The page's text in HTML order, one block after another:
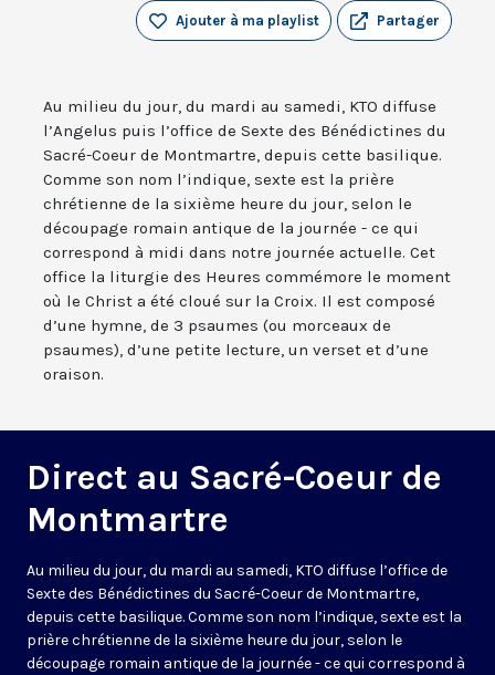
Partager
Ajouter à ma playlist
Au milieu du jour, du mardi au samedi, KTO diffuse
l’Angelus puis l’office de Sexte des Bénédictines du
Sacré-Coeur de Montmartre, depuis cette basilique.
Comme son nom l’indique, sexte est la prière
chrétienne de la sixième heure du jour, selon le
découpage romain antique de la journée - ce qui
correspond à midi dans notre journée actuelle. Cet
office la liturgie des Heures commémore le moment
où le Christ a été cloué sur la Croix. Il est composé
d’une hymne, de 3 psaumes (ou morceaux de
psaumes), d’une petite lecture, un verset et d’une
oraison.
Direct au Sacré-Coeur de
Montmartre
Au milieu du jour, du mardi au samedi, KTO diffuse l’office de
Sexte des Bénédictines du Sacré-Coeur de Montmartre,
depuis cette basilique. Comme son nom l’indique, sexte est la
prière chrétienne de la sixième heure du jour, selon le
découpage romain antique de la journée - ce qui correspond à